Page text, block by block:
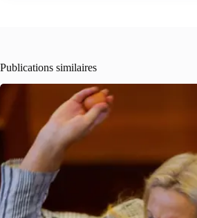
Publications similaires